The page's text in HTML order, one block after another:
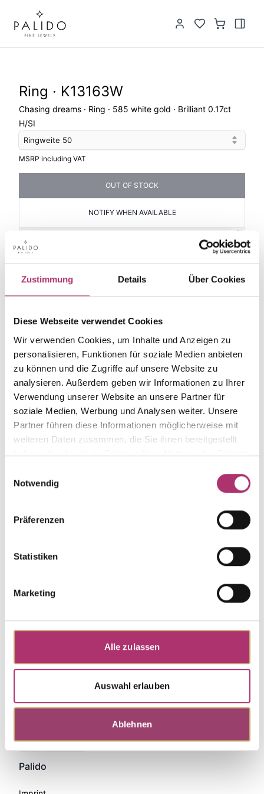
Zustimmung Details Über Cookies
Diese Webseite verwendet Cookies
Wir verwenden Cookies, um Inhalte und Anzeigen zu
personalisieren, Funktionen für soziale Medien anbieten
zu können und die Zugriffe auf unsere Website zu
analysieren. Außerdem geben wir Informationen zu Ihrer
Verwendung unserer Website an unsere Partner für
soziale Medien, Werbung und Analysen weiter. Unsere
Partner führen diese Informationen möglicherweise mit
weiteren Daten zusammen, die Sie ihnen bereitgestellt
haben oder die sie im Rahmen Ihrer Nutzung der Dienste
Notwendig
Präferenzen
Statistiken
Marketing
Alle zulassen
Auswahl erlauben
Ablehnen
Ring · K13163W
Chasing dreams · Ring · 585 white gold · Brilliant 0.17ct
H/SI
Ringweite 50
MSRP including VAT
OUT OF STOCK
NOTIFY WHEN AVAILABLE
Ring
Gold
-
1.50.7519.WG.585.018.0
EAN
9010595737701
Alternative
Metal Fineness
585
Metal Color
white gold
-
white
Gem Type
Gem
Palido